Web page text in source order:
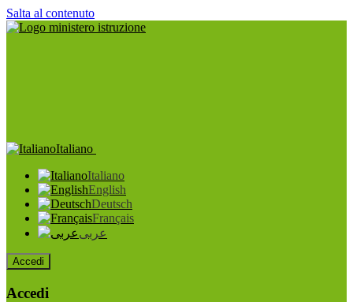
Salta al contenuto
Italiano
Italiano
English
Deutsch
Français
عربى
Accedi
Accedi